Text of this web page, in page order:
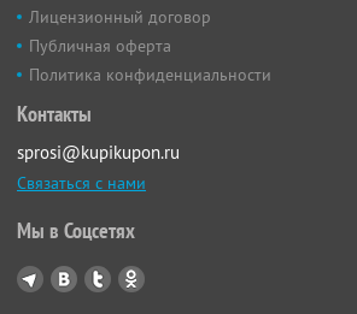
Лицензионный договор
Публичная оферта
Политика конфиденциальности
Контакты
sprosi@kupikupon.ru
Связаться с нами
Мы в Соцсетях